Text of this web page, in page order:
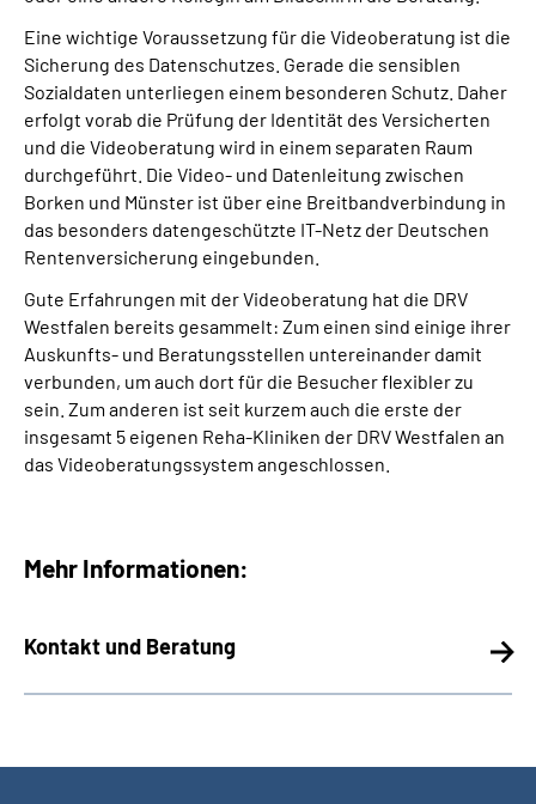
Eine wichtige Voraussetzung für die Videoberatung ist die
Sicherung des Datenschutzes. Gerade die sensiblen
Sozialdaten unterliegen einem besonderen Schutz. Daher
erfolgt vorab die Prüfung der Identität des Versicherten
und die Videoberatung wird in einem separaten Raum
durchgeführt. Die Video- und Datenleitung zwischen
Borken und Münster ist über eine Breitbandverbindung in
das besonders datengeschützte IT-Netz der Deutschen
Rentenversicherung eingebunden.
Gute Erfahrungen mit der Videoberatung hat die DRV
Westfalen bereits gesammelt: Zum einen sind einige ihrer
Auskunfts- und Beratungsstellen untereinander damit
verbunden, um auch dort für die Besucher flexibler zu
sein. Zum anderen ist seit kurzem auch die erste der
insgesamt 5 eigenen Reha-Kliniken der DRV Westfalen an
das Videoberatungssystem angeschlossen.
Mehr Informationen:
Kontakt und Beratung